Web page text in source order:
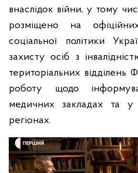
внаслідок війни, у тому
розміщено на
соціальної політики
захисту осіб з
територіальних
роботу щодо
медичних закладах та у
регіонах.